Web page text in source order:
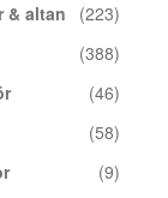
& altan
(223)
(388)
(46)
(58)
(9)